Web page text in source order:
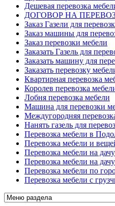
Дешевая перевозка
ДОГОВОР НА
Заказ Газели для
Заказ машины для
Заказ перевозки мебели
Заказать Газель для
Заказать машину для
Заказать перевозку
Квартирная перевозка
Королев перевозка
Лобня перевозка мебели
Машина для перевозки
Междугородняя
Нанять газель для
Перевозка мебели в
Перевозка мебели и
Перевозка мебели на дачу
Перевозка мебели на
Перевозка мебели по
Перевозка мебели с